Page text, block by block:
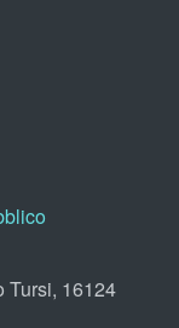
Tursi, 16124